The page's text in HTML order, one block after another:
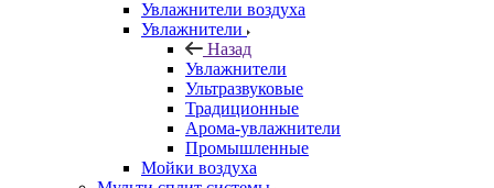
Увлажнители воздуха
Увлажнители
Назад
Увлажнители
Ультразвуковые
Традиционные
Арома-увлажнители
Промышленные
Мойки воздуха